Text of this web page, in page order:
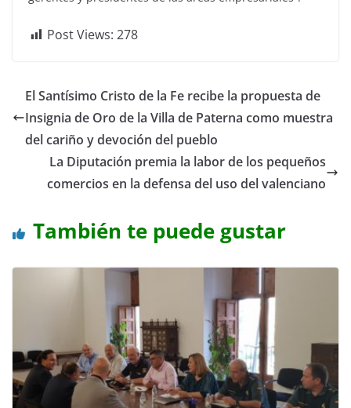
Post Views: 278
El Santísimo Cristo de la Fe recibe la propuesta de
Insignia de Oro de la Villa de Paterna como muestra
del cariño y devoción del pueblo
La Diputación premia la labor de los pequeños
comercios en la defensa del uso del valenciano
También te puede gustar